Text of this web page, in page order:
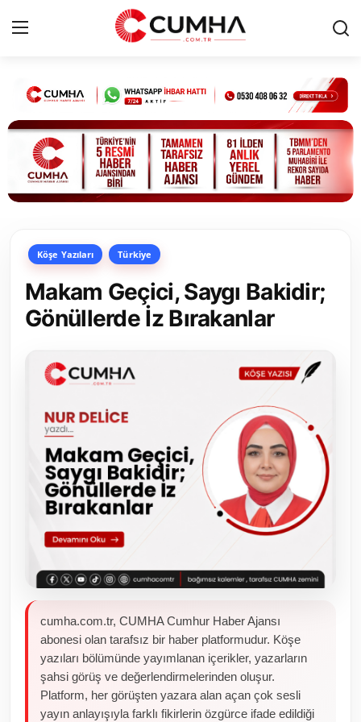
Kurumsal
Cumhurbaşkanlığı
Bakanlıklar
Siyasi Partiler
Yerel Yönetimler
Toplum ve Yaşam
Sivil Toplum Kuruluşları
Kamu Kurumları ve Üst Kurullar
Resmi Reklamlar
Köşe Yazıları Türkiye
Makam Geçici, Saygı Bakidir;
Gönüllerde İz Bırakanlar
cumha.com.tr, CUMHA Cumhur Haber Ajansı
abonesi olan tarafsız bir haber platformudur. Köşe
yazıları bölümünde yayımlanan içerikler, yazarların
şahsi görüş ve değerlendirmelerinden oluşur.
Platform, her görüşten yazara alan açan çok sesli
yayın anlayışıyla farklı fikirlerin özgürce ifade edildiği